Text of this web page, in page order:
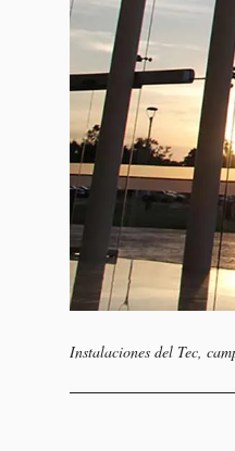
Instalaciones del Tec,